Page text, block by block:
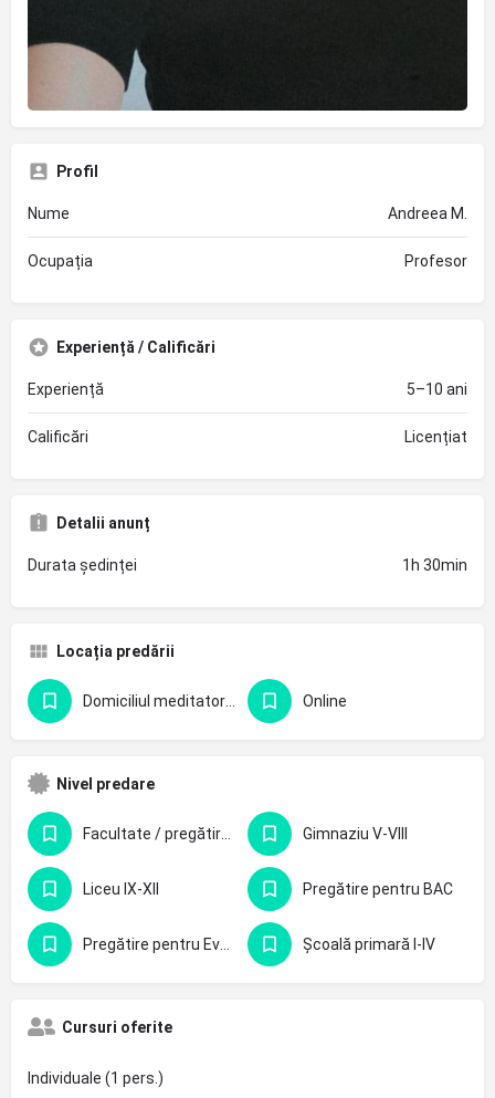
Profil
Nume Andreea M.
Ocupația Profesor
Experiență / Calificări
Experiență 5–10 ani
Calificări Licențiat
Detalii anunț
Durata ședinței 1h 30min
Locația predării
Online
Nivel predare
Gimnaziu V-VIII
Liceu IX-XII Pregătire pentru BAC
Școală primară I-IV
Cursuri oferite
Individuale (1 pers.)